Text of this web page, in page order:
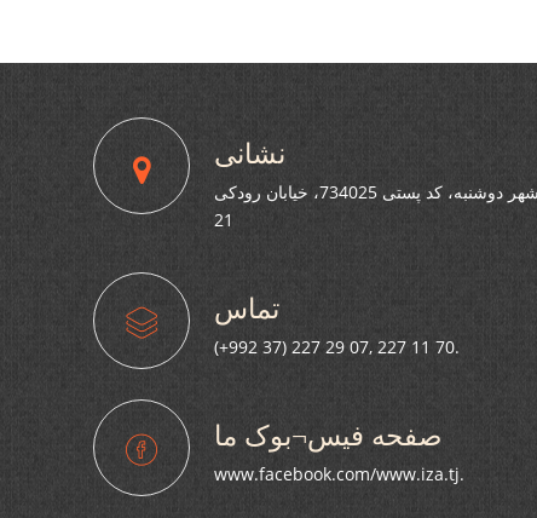
نشانی
شهر دوشنبه، کد پستی 734025، خیابان رودکی
21
تماس
(+992 37) 227 29 07, 227 11 70.
صفحه فیس¬بوک ما
www.facebook.com/www.iza.tj.